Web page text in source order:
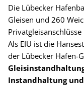
Die Lübecker
Gleisen und 260
Als EIU ist die
der Lübecker Hafen-
Instandhaltung